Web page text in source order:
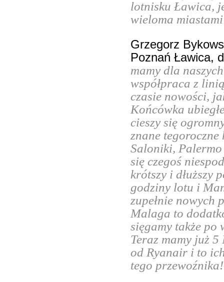
lotnisku Ławica,
wieloma
Grzegorz
Poznań Ławica,
mamy dla
współpraca z
czasie nowości,
Końcówka
cieszy się
znane
Saloniki, Palermo
się czegoś
krótszy i dłuższy
godziny lotu i
zupełnie nowych
Malaga to
sięgamy także
Teraz mamy już
od Ryanair i to
tego